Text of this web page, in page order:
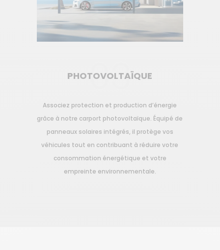
03
PHOTOVOLTAÏQUE
Associez protection et production d’énergie
grâce à notre carport photovoltaïque. Équipé de
panneaux solaires intégrés, il protège vos
véhicules tout en contribuant à réduire votre
consommation énergétique et votre
empreinte environnementale.